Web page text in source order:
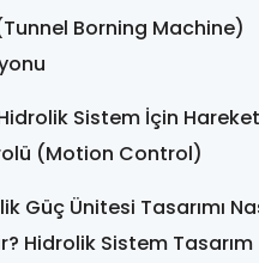
Borning Machine)
Hidrolik Sistem İçin Hareket
(Motion Control)
Güç Ünitesi Tasarımı
Hidrolik Sistem Tasarım